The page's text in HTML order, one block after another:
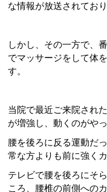
な情報が放送されており
しかし、その一方で、
でマッサージをして体
す。
当院で最近ご来院され
が増強し、動くのがや
腰を後ろに反る運動だ
常な方よりも前に強く
テレビで腰を後ろにそ
ころ、腰椎の前側への